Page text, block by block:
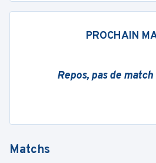
PROCHAIN
Repos, pas de
Matchs